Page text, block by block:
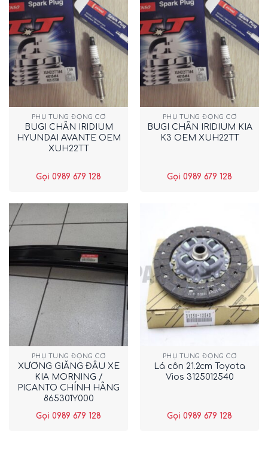
PHỤ TÙNG ĐỘNG CƠ
BUGI CHÂN IRIDIUM
HYUNDAI AVANTE OEM
XUH22TT
Gọi 0989 679 128
PHỤ TÙNG ĐỘNG CƠ
BUGI CHÂN IRIDIUM KIA
K3 OEM XUH22TT
Gọi 0989 679 128
PHỤ TÙNG ĐỘNG CƠ
XƯƠNG GIẰNG ĐẦU XE
KIA MORNING /
PICANTO CHÍNH HÃNG
865301Y000
Gọi 0989 679 128
PHỤ TÙNG ĐỘNG CƠ
Lá côn 21.2cm Toyota
Vios 3125012540
Gọi 0989 679 128